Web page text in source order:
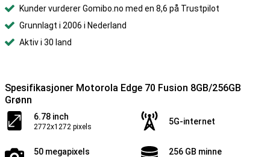
Kunder vurderer Gomibo.no med en 8,6 på Trustpilot
Grunnlagt i 2006 i Nederland
Aktiv i 30 land
Spesifikasjoner Motorola Edge 70 Fusion 8GB/256GB
Grønn
6.78 inch
2772x1272 pixels
5G-internet
50 megapixels 256 GB minne